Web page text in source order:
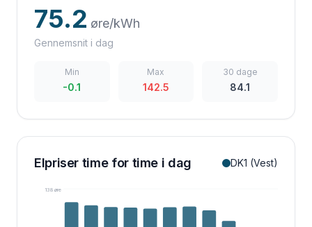
75.2 øre/kWh
Gennemsnit i dag
Min
-0.1
Max
142.5
30 dage
84.1
Elpriser time for time i dag DK1 (Vest)
138øre